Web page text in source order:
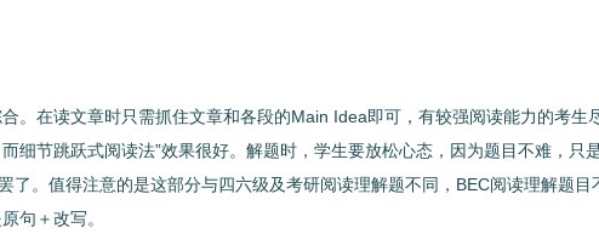
在读文章时只需抓住文章和各段的Main Idea即可，有较强阅读能力的考生
细节跳跃式阅读法”效果很好。解题时，学生要放松心态，因为题目不难，只
了。值得注意的是这部分与四六级及考研阅读理解题不同，BEC阅读理解题目
句＋改写。